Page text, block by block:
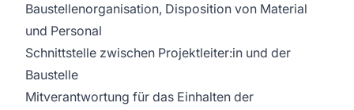
Baustellenorganisation, Disposition von Material
und Personal
Schnittstelle zwischen Projektleiter:in und der
Baustelle
Mitverantwortung für das Einhalten der